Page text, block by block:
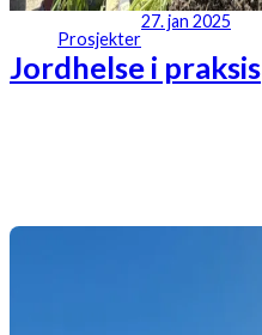
Prosjekter
27. jan 2025
Jordhelse i praksis